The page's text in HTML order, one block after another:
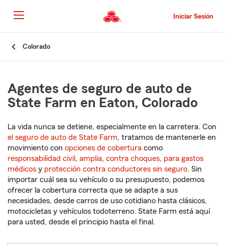
al
contenido
principal
Iniciar Sesión
Colorado
Agentes de seguro de auto de
State Farm en Eaton, Colorado
La vida nunca se detiene, especialmente en la carretera. Con
el seguro de auto de State Farm, tratamos de mantenerle en
movimiento con opciones de cobertura como
responsabilidad civil , amplia, contra choques, para gastos
médicos y protección contra conductores sin seguro. Sin
importar cuál sea su vehículo o su presupuesto, podemos
ofrecer la cobertura correcta que se adapte a sus
necesidades, desde carros de uso cotidiano hasta clásicos,
motocicletas y vehículos todoterreno. State Farm está aquí
para usted, desde el principio hasta el final.